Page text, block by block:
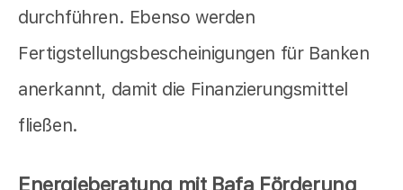
durchführen. Ebenso werden
Fertigstellungsbescheinigungen für Banken
anerkannt, damit die Finanzierungsmittel
fließen.
Energieberatung mit Bafa Förderung